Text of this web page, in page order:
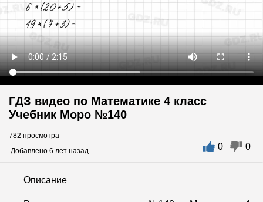
ГДЗ видео по Математике 4 класс
Учебник Моро №140
782 просмотра
Добавлено 6 лет назад
0 0
Описание